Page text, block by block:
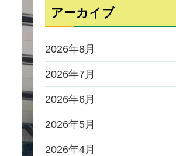
アーカイブ
2026年8月
2026年7月
2026年6月
2026年5月
2026年4月